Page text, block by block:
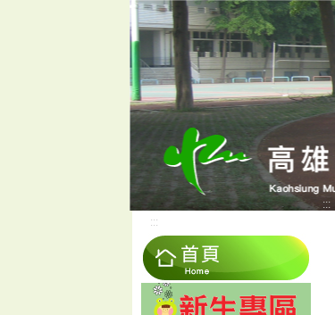
:::
:::